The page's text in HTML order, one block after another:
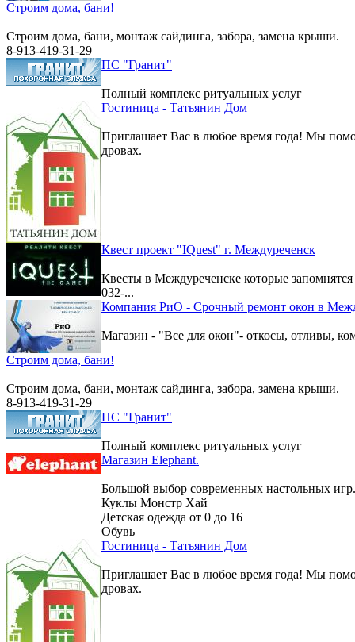
Строим дома, бани!
Строим дома, бани, монтаж сайдинга, забора, замена крыши.
8-913-419-31-29
ПС "Гранит"
Полный комплекс ритуальных услуг
Гостиница - Татьянин Дом
Приглашает Вас в любое время года! Мы
дровах.
Квест проект "IQuest" г. Междуреченск
Квесты в Междуреченске которые
032-...
Компания РиО - Срочный ремонт окон в
Магазин - "Все для окон"- откосы, отливы,
Строим дома, бани!
Строим дома, бани, монтаж сайдинга, забора, замена крыши.
8-913-419-31-29
ПС "Гранит"
Полный комплекс ритуальных услуг
Магазин Elephant.
Большой выбор современных настольных игр.
Куклы Монстр Хай
Детская одежда от 0 до 16
Обувь
Гостиница - Татьянин Дом
Приглашает Вас в любое время года! Мы
дровах.